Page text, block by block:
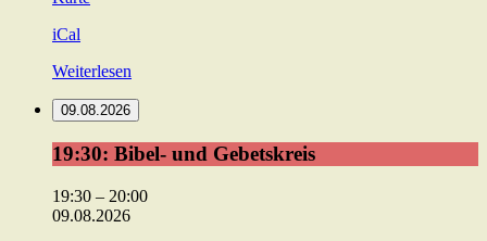
iCal
Weiterlesen
09.08.2026
19:30:
Bibel-
und
Gebetskreis
19:30: Bibel- und Gebetskreis
19:30 – 20:00
09.08.2026